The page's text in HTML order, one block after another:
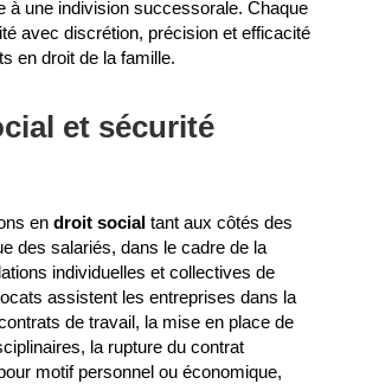
à une indivision successorale. Chaque
avec discrétion, précision et efficacité
en droit de la famille.
et sécurité
en droit socialtant aux côtés des
des salariés, dans le cadre de la
individuelles et collectives de
assistent les entreprises dans la
de travail, la mise en place de
la rupture du contrat
motif personnel ou économique,